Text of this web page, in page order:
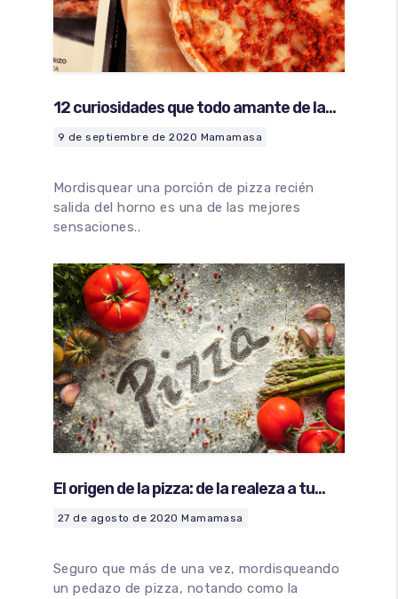
12 curiosidades que todo amante de la
9 de septiembre de 2020 Mamamasa
Mordisquear una porción de pizza recién
salida del horno es una de las mejores
sensaciones..
El origen de la pizza: de la realeza a tu
27 de agosto de 2020 Mamamasa
Seguro que más de una vez, mordisqueando
un pedazo de pizza, notando como la